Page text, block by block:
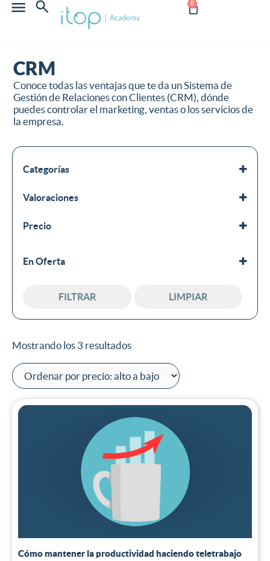
0
CRM
Conoce todas las ventajas que te da un Sistema de
Gestión de Relaciones con Clientes (CRM), dónde
puedes controlar el marketing, ventas o los servicios de
la empresa.
Categorías
Soluciones tecnológicas
Valoraciones
Precio
En Oferta
FILTRAR LIMPIAR
Mostrando los 3 resultados
Cómo mantener la productividad haciendo teletrabajo